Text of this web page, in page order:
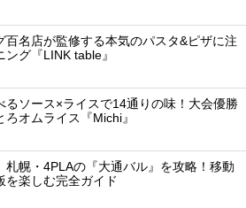
百名店が監修する本気のパスタ&ピザに注
ング『LINK table』
るソース×ライスで14通りの味！大会優勝
オムライス『Michi』
札幌・4PLAの『大通バル』を攻略！移動
を楽しむ完全ガイド